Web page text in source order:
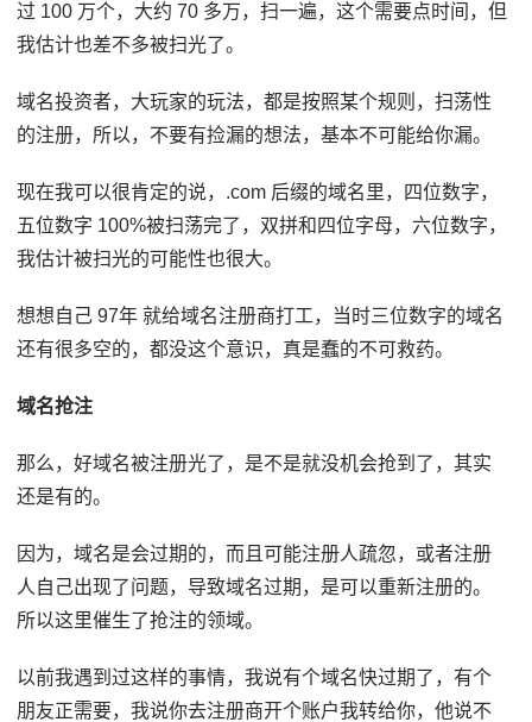
过 100 万个，大约 70 多万，扫一遍，这个需要点时间，但
我估计也差不多被扫光了。
域名投资者，大玩家的玩法，都是按照某个规则，扫荡性
的注册，所以，不要有捡漏的想法，基本不可能给你漏。
现在我可以很肯定的说，.com 后缀的域名里，四位数字，
五位数字 100%被扫荡完了，双拼和四位字母，六位数字，
我估计被扫光的可能性也很大。
想想自己 97年 就给域名注册商打工，当时三位数字的域名
还有很多空的，都没这个意识，真是蠢的不可救药。
域名抢注
那么，好域名被注册光了，是不是就没机会抢到了，其实
还是有的。
因为，域名是会过期的，而且可能注册人疏忽，或者注册
人自己出现了问题，导致域名过期，是可以重新注册的。
所以这里催生了抢注的领域。
以前我遇到过这样的事情，我说有个域名快过期了，有个
朋友正需要，我说你去注册商开个账户我转给你，他说不